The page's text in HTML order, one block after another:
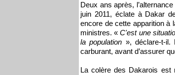
Deux ans après,
juin 2011, éclate à Dakar
encore de cette apparition à
ministres. «C'est une
la population », déclare-t-il.
carburant, avant d’assurer
La colère des Dakarois est